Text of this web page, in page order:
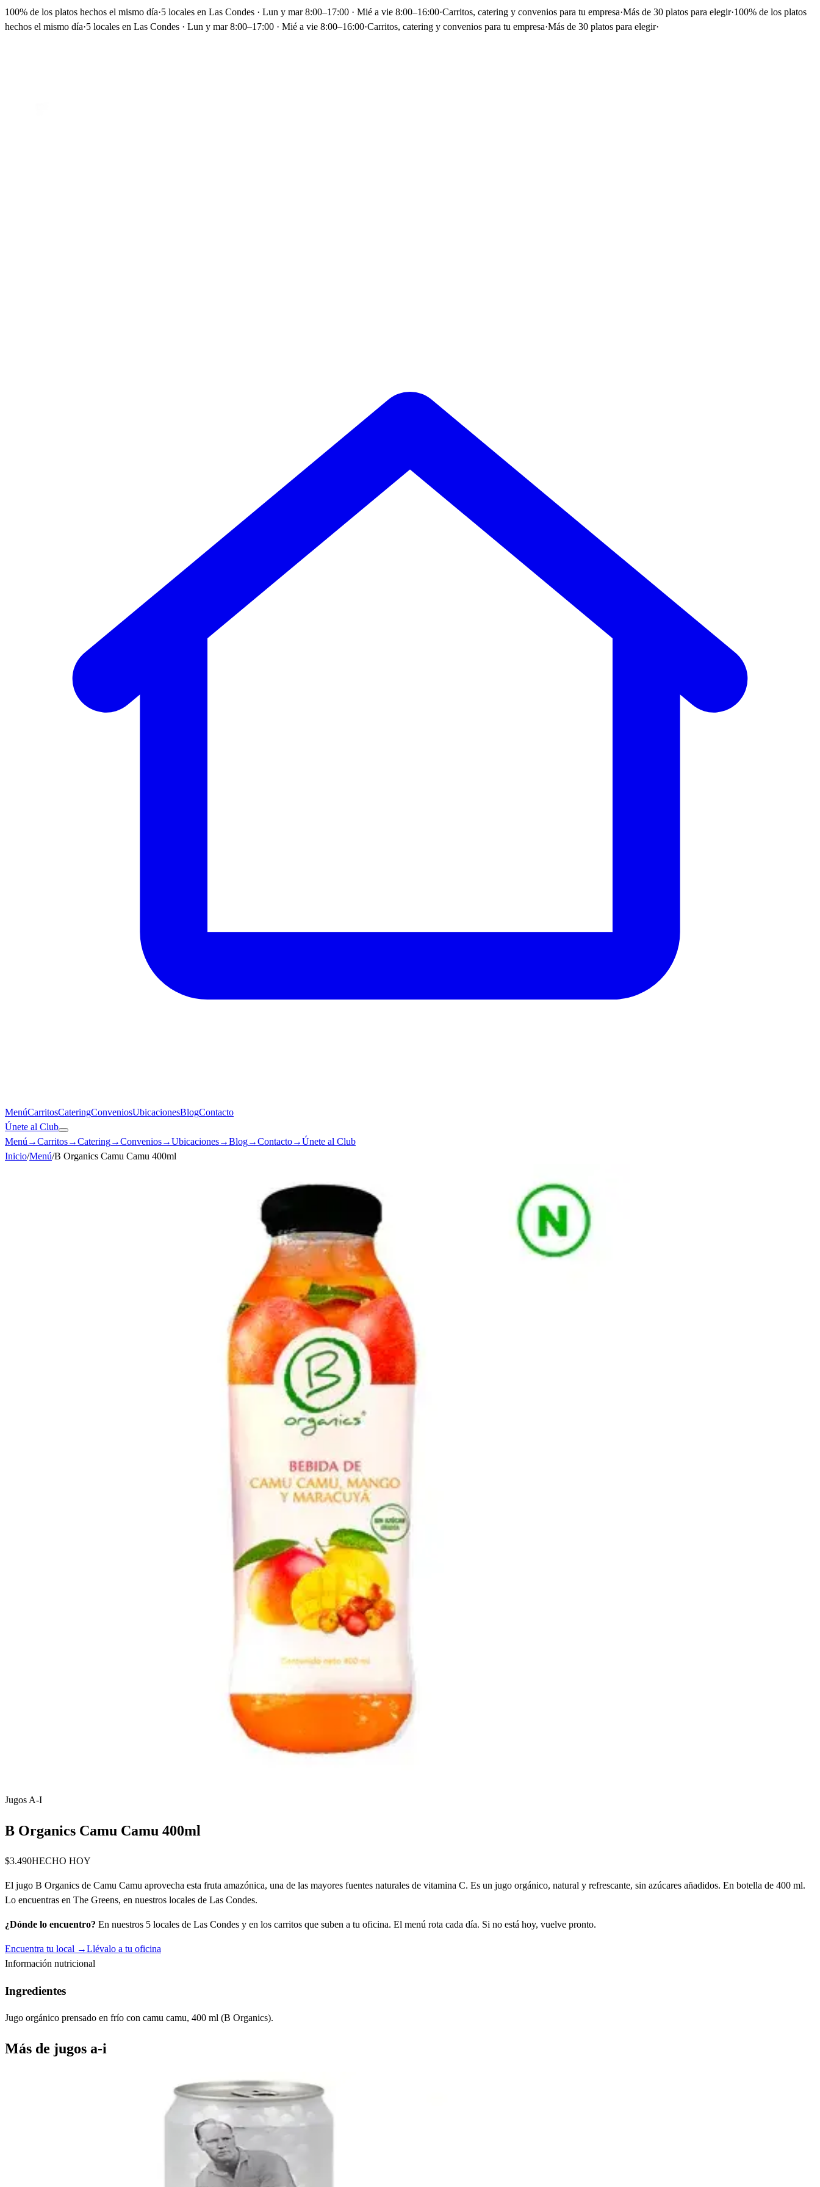
100% de los platos hechos el mismo día·5 locales en Las Condes · Lun y mar 8:00–17:00 · Mié a vie 8:00–16:00·Carritos, catering y convenios para tu empresa·Más de 30 platos para elegir·100% de los platos
hechos el mismo día·5 locales en Las Condes · Lun y mar 8:00–17:00 · Mié a vie 8:00–16:00·Carritos, catering y convenios para tu empresa·Más de 30 platos para elegir·
MenúCarritosCateringConveniosUbicacionesBlogContacto
Únete al Club
Menú →Carritos→Catering→Convenios→Ubicaciones→Blog→Contacto→Únete al Club
Inicio/Menú/B Organics Camu Camu 400ml
Jugos A-I
B Organics Camu Camu 400ml
$3.490HECHO HOY
El jugo B Organics de Camu Camu aprovecha esta fruta amazónica, una de las mayores fuentes naturales de vitamina C. Es un jugo orgánico, natural y refrescante, sin azúcares añadidos. En botella de 400 ml.
Lo encuentras en The Greens, en nuestros locales de Las Condes.
¿Dónde lo encuentro? En nuestros 5 locales de Las Condes y en los carritos que suben a tu oficina. El menú rota cada día. Si no está hoy, vuelve pronto.
Encuentra tu local →Llévalo a tu oficina
Información nutricional
Ingredientes
Jugo orgánico prensado en frío con camu camu, 400 ml (B Organics).
Más de jugos a-i